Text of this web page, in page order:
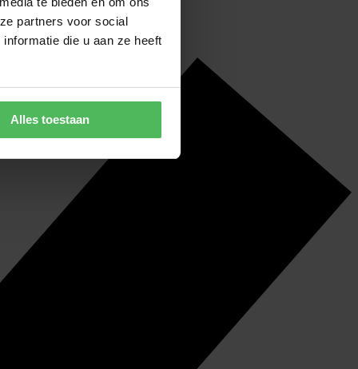
partners voor social
die u aan ze heeft
Alles toestaan